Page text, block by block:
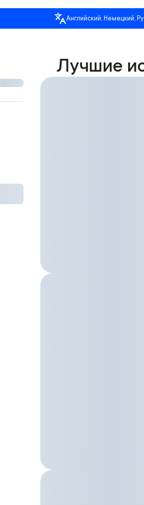
Английский, Немецкий,
Лучшие